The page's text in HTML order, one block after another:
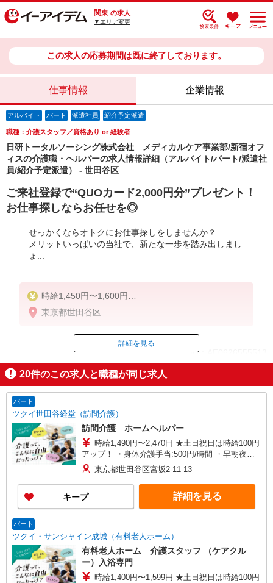
関東 の求人
▼エリア変更
この求人の応募期間は既に終了しております。
仕事情報 企業情報
アルバイト パート 派遣社員 紹介予定派遣
職種：介護スタッフ／資格あり or 経験者
日研トータルソーシング株式会社 メディカルケア事業部/新宿オフ
ィスの介護職・ヘルパーの求人情報詳細（アルバイト/パート/派遣社
員/紹介予定派遣） - 世田谷区
ご来社登録で“QUOカード2,000円分”プレゼント！
お仕事探しならお任せを◎
せっかくならオトクにお仕事探しをしませんか？
メリットいっぱいの当社で、新たな一歩を踏み出しまし
ょ...
時給1,450円〜1,600円
◆無資格・経験者：時給1,450円〜
◆初任者研修・経験者：時給1,500円〜
◆介護福祉士・経験者：時給1,600円〜
※経験者は3ヶ月以上
※給与幅は経験・能力による
★週払いOK（規定あり）
東京都世田谷区
ID：AE0626555513
掲載期間終了
詳細を見る
20件のこの求人と職種が同じ求人
パート
ツクイ世田谷経堂（訪問介護）
訪問介護 ホームヘルパー
時給1,490円〜2,470円 ★土日祝日は時給100円
アップ！ ・身体介護手当:500円/時間 ・早朝夜間
深夜手当:300円/時間 （18:00〜翌07:59の時間
帯） ・ICT手当:2,000円/月 ・深夜割増は別途支給
・ケア→ケアの移動時間も賃金（時給）を支給 ・
居住支援特別手当:120円/時間含む ※給与幅は資
格・経験等による
東京都世田谷区宮坂2-11-13
キープ 詳細を見る
パート
ツクイ・サンシャイン成城（有料老人ホーム）
有料老人ホーム 介護スタッフ （ケアクル
ー）入浴専門
時給1,400円〜1,599円 ★土日祝日は時給100円